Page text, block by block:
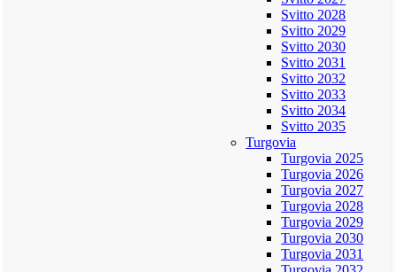
Svitto 2028
Svitto 2029
Svitto 2030
Svitto 2031
Svitto 2032
Svitto 2033
Svitto 2034
Svitto 2035
Turgovia
Turgovia 2025
Turgovia 2026
Turgovia 2027
Turgovia 2028
Turgovia 2029
Turgovia 2030
Turgovia 2031